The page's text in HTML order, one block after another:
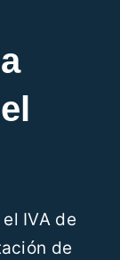
IVA de
de